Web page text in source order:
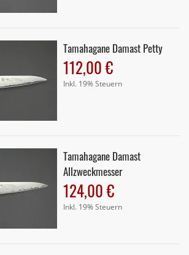
Tamahagane Damast Petty
112,00 €
Inkl. 19% Steuern
Tamahagane Damast
Allzweckmesser
124,00 €
Inkl. 19% Steuern